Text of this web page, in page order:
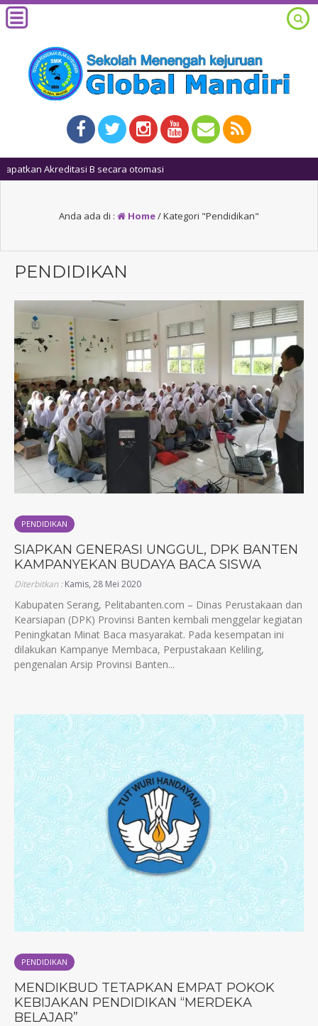
Anda ada di : Home/Kategori "Pendidikan"
PENDIDIKAN
PENDIDIKAN
SIAPKAN GENERASI UNGGUL, DPK BANTEN
KAMPANYEKAN BUDAYA BACA SISWA
Diterbitkan :Kamis, 28 Mei 2020
Kabupaten Serang, Pelitabanten.com – Dinas Perustakaan dan
Kearsiapan (DPK) Provinsi Banten kembali menggelar kegiatan
Peningkatan Minat Baca masyarakat. Pada kesempatan ini
dilakukan Kampanye Membaca, Perpustakaan Keliling,
pengenalan Arsip Provinsi Banten...
PENDIDIKAN
MENDIKBUD TETAPKAN EMPAT POKOK
KEBIJAKAN PENDIDIKAN “MERDEKA
BELAJAR”